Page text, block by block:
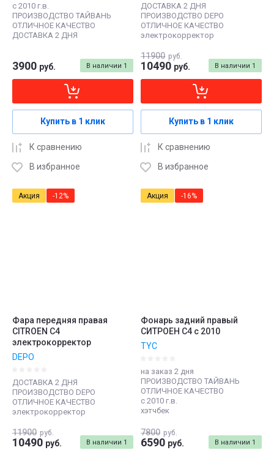
c 2010 г.в.
ПРОИЗВОДСТВО ТАЙВАНЬ
ОТЛИЧНОЕ КАЧЕСТВО
ДОСТАВКА 2 ДНЯ
В наличии 1
3900 руб.
Купить в 1 клик
К сравнению
В избранное
ДОСТАВКА 2 ДНЯ
ПРОИЗВОДСТВО DEPO
ОТЛИЧНОЕ КАЧЕСТВО
электрокорректор
В наличии 1
11900 руб.
10490 руб.
Купить в 1 клик
К сравнению
В избранное
Акция -12%
Фара передняя правая
CITROEN C4
электрокорректор
DEPO
ДОСТАВКА 2 ДНЯ
ПРОИЗВОДСТВО DEPO
ОТЛИЧНОЕ КАЧЕСТВО
электрокорректор
В наличии 1
11900 руб.
10490 руб.
Акция -16%
Фонарь задний правый
СИТРОЕН С4 с 2010
TYC
на заказ 2 дня
ПРОИЗВОДСТВО ТАЙВАНЬ
ОТЛИЧНОЕ КАЧЕСТВО
с 2010 г.в.
хэтчбек
В наличии 1
7800 руб.
6590 руб.